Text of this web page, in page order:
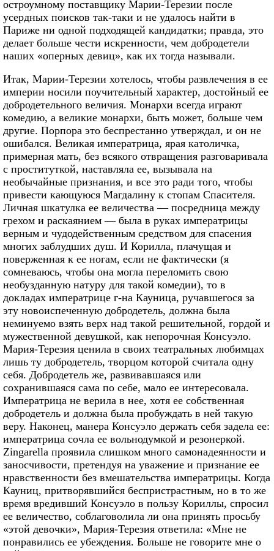
остроумному поставщику Марии-Терезии после
усердных поисков так-таки и не удалось найти в
Париже ни одной подходящей кандидатки; правда, это
делает больше чести искренности, чем добродетели
наших «оперных девиц», как их тогда называли.
Итак, Марии-Терезии хотелось, чтобы развлечения в ее
империи носили поучительный характер, достойный ее
добродетельного величия. Монархи всегда играют
комедию, а великие монархи, быть может, больше чем
другие. Порпора это беспрестанно утверждал, и он не
ошибался. Великая императрица, ярая католичка,
примерная мать, без всякого отвращения разговаривала
с проституткой, наставляла ее, вызывала на
необычайные признания, и все это ради того, чтобы
привести кающуюся Магдалину к стопам Спасителя.
Личная шкатулка ее величества — посредница между
грехом и раскаянием — была в руках императрицы
верным и чудодейственным средством для спасения
многих заблудших душ. И Корилла, плачущая и
поверженная к ее ногам, если не фактически (я
сомневаюсь, чтобы она могла переломить свою
необузданную натуру для такой комедии), то в
докладах императрице г-на Кауница, ручавшегося за
эту новоиспеченную добродетель, должна была
неминуемо взять верх над такой решительной, гордой и
мужественной девушкой, как непорочная Консуэло.
Мария-Терезия ценила в своих театральных любимцах
лишь ту добродетель, творцом которой считала одну
себя. Добродетель же, развивавшаяся или
сохранившаяся сама по себе, мало ее интересовала.
Императрица не верила в нее, хотя ее собственная
добродетель и должна была пробуждать в ней такую
веру. Наконец, манера Консуэло держать себя задела ее:
императрица сочла ее вольнодумкой и резонеркой.
Zingarella проявила слишком много самонадеянности и
заносчивости, претендуя на уважение и признание ее
нравственности без вмешательства императрицы. Когда
Кауниц, притворявшийся беспристрастным, но в то же
время вредивший Консуэло в пользу Кориллы, спросил
ее величество, соблаговолила ли она принять просьбу
«этой девочки», Мария-Терезия ответила: «Мне не
понравились ее убеждения. Больше не говорите мне о